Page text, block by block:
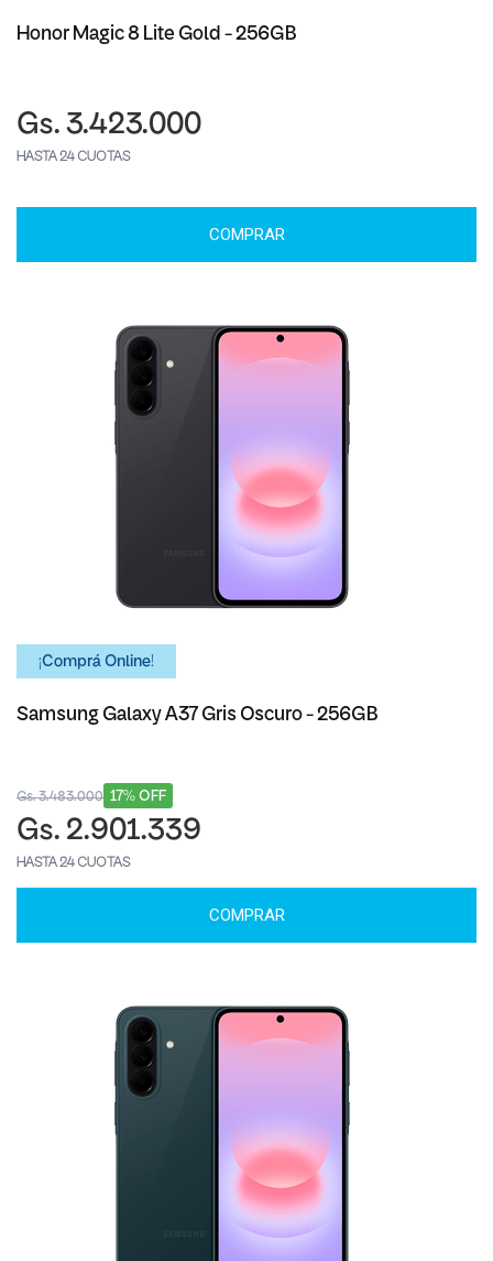
Honor Magic 8 Lite Gold - 256GB
Gs. 3.423.000
HASTA 24 CUOTAS
COMPRAR
¡Comprá Online!
Samsung Galaxy A37 Gris Oscuro - 256GB
17% OFF
Gs. 3.483.000
Gs. 2.901.339
HASTA 24 CUOTAS
COMPRAR